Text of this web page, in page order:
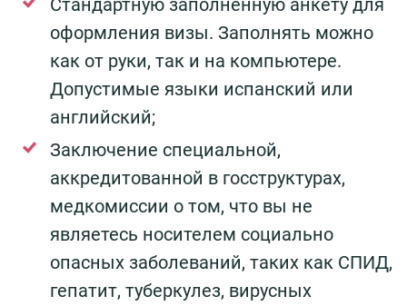
Стандартную заполненную анкету для
оформления визы. Заполнять можно
как от руки, так и на компьютере.
Допустимые языки испанский или
английский;
Заключение специальной,
аккредитованной в госструктурах,
медкомиссии о том, что вы не
являетесь носителем социально
опасных заболеваний, таких как СПИД,
гепатит, туберкулез, вирусных